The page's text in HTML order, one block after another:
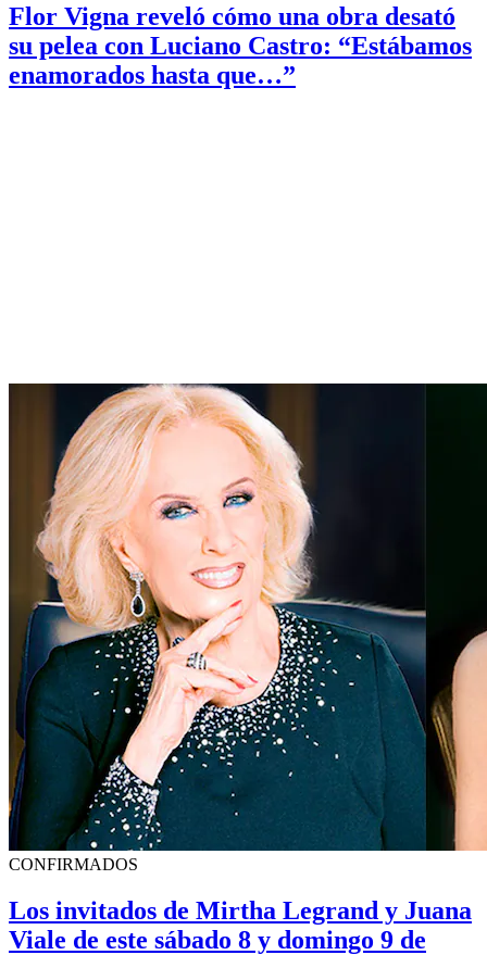
Flor Vigna reveló cómo una obra desató
su pelea con Luciano Castro: “Estábamos
enamorados hasta que…”
CONFIRMADOS
Los invitados de Mirtha Legrand y Juana
Viale de este sábado 8 y domingo 9 de